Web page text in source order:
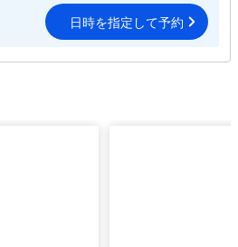
日時を指定して予約